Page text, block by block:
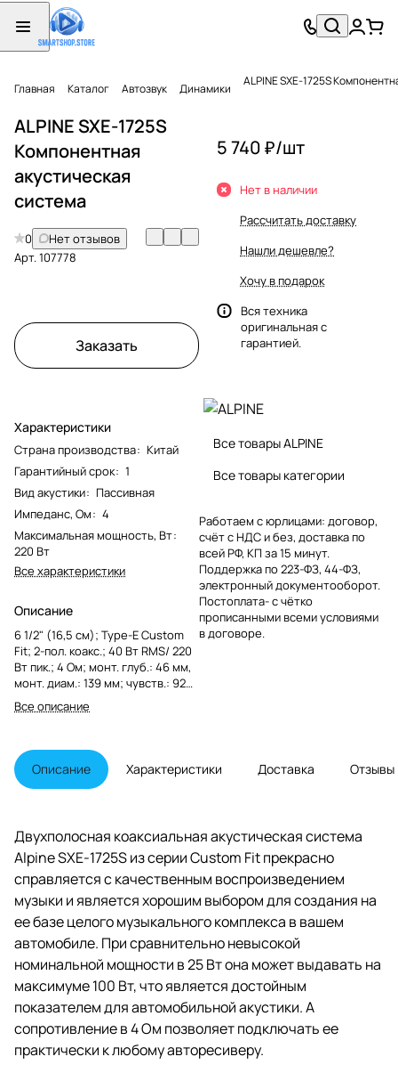
Главная Каталог Автозвук Динамики ALPINE SXE-1725S
ALPINE SXE-1725S
Компонентная
акустическая
система
0
Нет отзывов
Арт.107778
Заказать
Характеристики
Страна производства: Китай
Гарантийный срок: 1
Вид акустики: Пассивная
Импеданс, Ом: 4
Максимальная мощность, Вт:
220 Вт
Все характеристики
Описание
6 1/2" (16,5 см); Type-E Custom
Fit; 2-пол. коакс.; 40 Вт RMS/ 220
Вт пик.; 4 Ом; монт. глуб.: 46 мм,
монт. диам.: 139 мм; чувств.: 92
дБ АЧХ: 60 - 20000 Гц; без
грилей, твитер: майларово-
сбалансированным куполом;
неодимовый магнит; НЧ: диффу
Все описание
5 740 ₽/шт
Нет в наличии
Рассчитать доставку
Нашли дешевле?
Хочу в подарок
Вся техника
оригинальная с
гарантией.
Все товары ALPINE
Все товары категории
Работаем с юрлицами: договор,
счёт с НДС и без, доставка по
всей РФ, КП за 15 минут.
Поддержка по 223-ФЗ, 44-ФЗ,
электронный документооборот.
Постоплата- с чётко
прописанными всеми условиями
в договоре.
Описание Характеристики Доставка Отзывы
Двухполосная коаксиальная акустическая система
Alpine SXE-1725S из серии Custom Fit прекрасно
справляется с качественным воспроизведением
музыки и является хорошим выбором для создания на
ее базе целого музыкального комплекса в вашем
автомобиле. При сравнительно невысокой
номинальной мощности в 25 Вт она может выдавать на
максимуме 100 Вт, что является достойным
показателем для автомобильной акустики. А
сопротивление в 4 Ом позволяет подключать ее
практически к любому авторесиверу.